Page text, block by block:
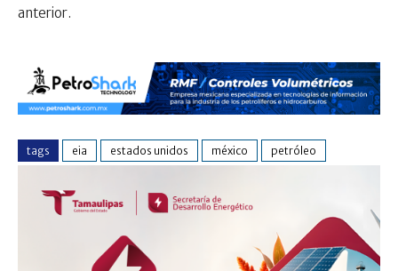
anterior.
tags eia estados unidos méxico petróleo